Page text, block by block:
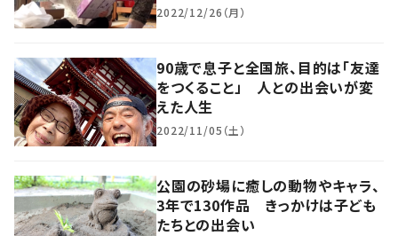
2022/12/26（月）
90歳で息子と全国旅、目的は「友達
をつくること」 人との出会いが変
えた人生
2022/11/05（土）
公園の砂場に癒しの動物やキャラ、
3年で130作品 きっかけは子ども
たちとの出会い